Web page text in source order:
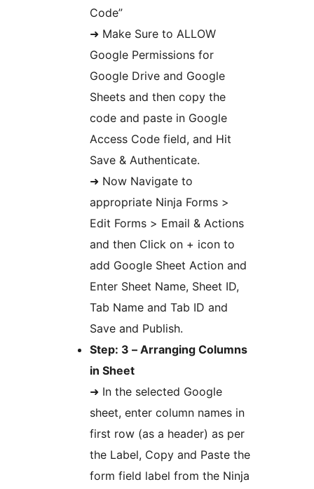
Code”
➜ Make Sure to ALLOW
Google Permissions for
Google Drive and Google
Sheets and then copy the
code and paste in Google
Access Code field, and Hit
Save & Authenticate.
➜ Now Navigate to
appropriate Ninja Forms >
Edit Forms > Email & Actions
and then Click on + icon to
add Google Sheet Action and
Enter Sheet Name, Sheet ID,
Tab Name and Tab ID and
Save and Publish.
Step: 3 – Arranging Columns
in Sheet
➜ In the selected Google
sheet, enter column names in
first row (as a header) as per
the Label, Copy and Paste the
form field label from the Ninja